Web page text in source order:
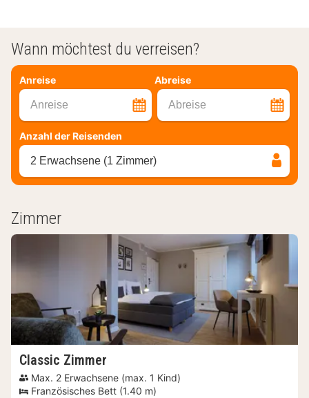
Wann möchtest du verreisen?
Anreise Abreise
Anreise Abreise
Anzahl der Reisenden
2 Erwachsene (1 Zimmer)
Zimmer
Classic Zimmer
Max. 2 Erwachsene (max. 1 Kind)
Französisches Bett (1.40 m)